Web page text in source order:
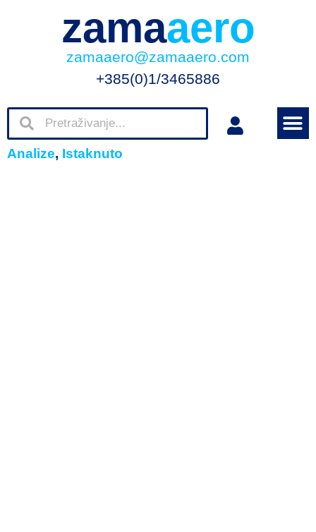
zamaaero
zamaaero@zamaaero.com
+385(0)1/3465886
Analize, Istaknuto